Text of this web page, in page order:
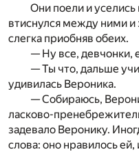
Они поели и
втиснулся между ними и
слегка приобняв обеих.
— Ну все, девчонки,
— Ты что, дальше
удивилась Вероника.
— Собираюсь,
ласково-
задевало Веронику.
слова: оно нравилось